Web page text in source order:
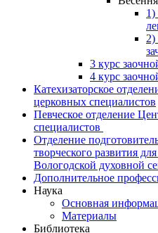
1)
2)
3 курс
4 курс
Катехизаторское
церковных специалистов
Певческое отделение
специалистов
Отделение
творческого развития
Вологодской духовной
Дополнительное
Наука
Основная
Материалы
Библиотека